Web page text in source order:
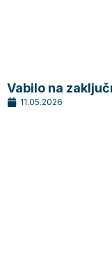
Vabilo na
11.05.2026